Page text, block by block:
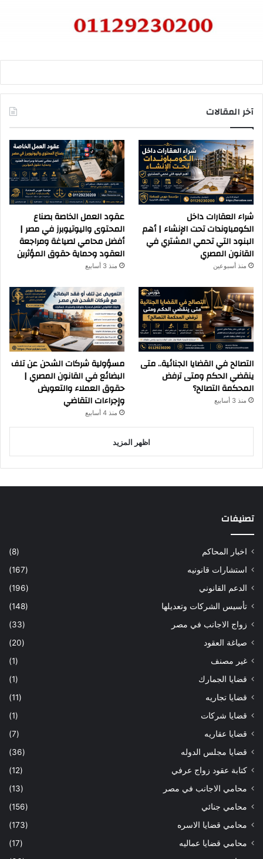
آخر المقالات
شراء العقارات داخل
الكومباوندات تحت الإنشاء | أهم
البنود التي تحمي المشتري في
القانون المصري
منذ أسبوعين
عقود العمل الخاصة بصناع
المحتوى واليوتيوبرز في مصر |
أفضل محامي لصياغة ومراجعة
العقود وحماية حقوق المؤثرين
منذ 3 أسابيع
التصالح في القضايا الجنائية.. متى
ينقضي الحكم ومتى ترفض
المحكمة التصالح؟
منذ 3 أسابيع
مسؤولية شركات الشحن عن تلف
البضائع في القانون المصري |
حقوق العملاء والتعويض
وإجراءات التقاضي
منذ 4 أسابيع
اظهر المزيد
تصنيفات
اخبار المحاكم
(8)
استشارات قانونيه
(167)
الدعم القانوني
(196)
تأسيس الشركات وتعديلها
(148)
زواج الاجانب في مصر
(33)
صياغة العقود
(20)
غير مصنف
(1)
قضايا الجمارك
(1)
قضايا تجاريه
(11)
قضايا شركات
(1)
قضايا عقاريه
(7)
قضايا مجلس الدوله
(36)
كتابة عقود زواج عرفي
(12)
محامي الاجانب في مصر
(13)
محامي جنائي
(156)
محامي قضايا الاسره
(173)
محامي قضايا عماليه
(17)